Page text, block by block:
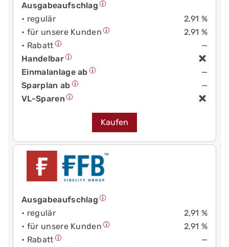
Ausgabeaufschlag
• regulär
2,91 %
• für unsere Kunden
2,91 %
• Rabatt
—
Handelbar
Einmalanlage ab
—
Sparplan ab
—
VL-Sparen
Kaufen
Ausgabeaufschlag
• regulär
2,91 %
• für unsere Kunden
2,91 %
• Rabatt
—